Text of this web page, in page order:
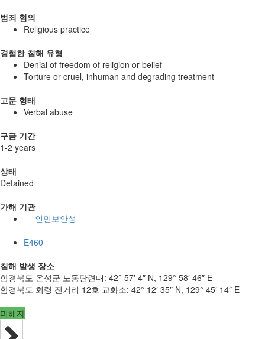
범죄 혐의
Religious practice
경험한 침해 유형
Denial of freedom of religion or belief
Torture or cruel, inhuman and degrading treatment
고문 형태
Verbal abuse
구금 기간
1-2 years
상태
Detained
가해 기관
인민보안성
E460
침해 발생 장소
함경북도 온성군 노동단련대: 42° 57′ 4″ N, 129° 58′ 46″ E
함경북도 회령 전거리 12호 교화소: 42° 12′ 35″ N, 129° 45′ 14″ E
피해자